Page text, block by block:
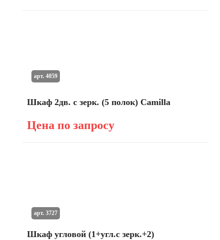
Шкаф 2дв. с зерк. (5 полок) Camilla
Цена по запросу
арт. 4059
Шкаф угловой (1+угл.с зерк.+2)
арт. 3727